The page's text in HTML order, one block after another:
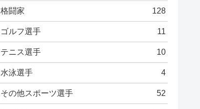
格闘家 128
ゴルフ選手 11
テニス選手 10
水泳選手 4
その他スポーツ選手 52